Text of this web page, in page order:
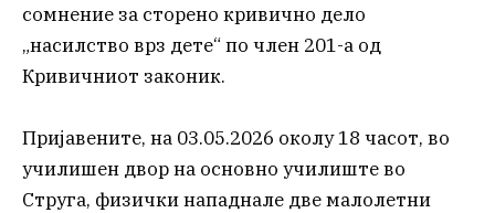
сомнение за сторено кривично дело
„насилство врз дете“ по член 201-а од
Кривичниот законик.
Пријавените, на 03.05.2026 околу 18 часот, во
училишен двор на основно училиште во
Струга, физички нападнале две малолетни